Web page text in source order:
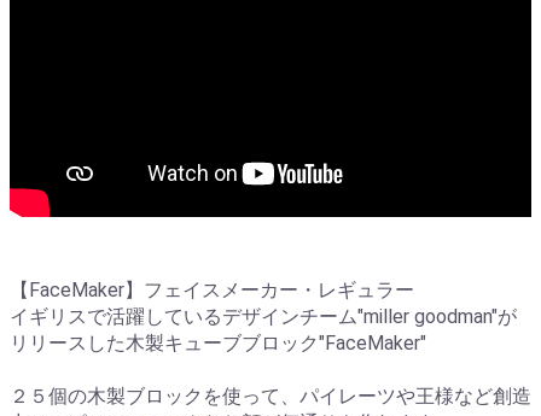
【FaceMaker】フェイスメーカー・レギュラー
イギリスで活躍しているデザインチーム"miller goodman"が
リリースした木製キューブブロック"FaceMaker"
２５個の木製ブロックを使って、パイレーツや王様など創造